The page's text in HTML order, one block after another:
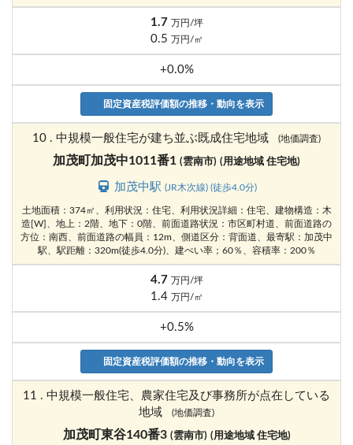
1.7 万円/坪
0.5 万円/㎡
+0.0%
固定資産税評価額の推移・動向を表示
10 . 中規模一般住宅が建ち並ぶ既成住宅地域 (地価調査)
加茂町加茂中1011番1 (雲南市) (用途地域 住宅地)
加茂中駅(JR木次線) (徒歩4.0分)
土地面積：374㎡、利用状況：住宅、利用状況詳細：住宅、建物構造：木
造[W]、地上：2階、地下：0階、前面道路状況：市区町村道、前面道路の
方位：南西、前面道路の幅員：12m、側道区分：背面道、最寄駅：加茂中
駅、駅距離：320m(徒歩4.0分)、建ぺい率；60％、容積率：200％
4.7 万円/坪
1.4 万円/㎡
+0.5%
固定資産税評価額の推移・動向を表示
11 . 中規模一般住宅、農家住宅及び事務所が点在している
地域
(地価調査)
加茂町東谷140番3 (雲南市) (用途地域 住宅地)